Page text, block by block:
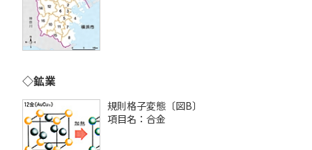
◇鉱業
規則格子変態〔図B〕
項目名：合金